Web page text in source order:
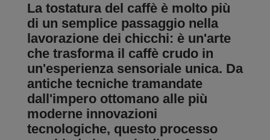
Latostatura del caffè è molto più
di un semplice passaggio nella
lavorazione dei chicchi: è un'arte
che trasforma il caffè crudo in
un'esperienza sensoriale unica. Da
antiche tecniche tramandate
dall'impero ottomano alle più
moderne innovazioni
tecnologiche, questo processo